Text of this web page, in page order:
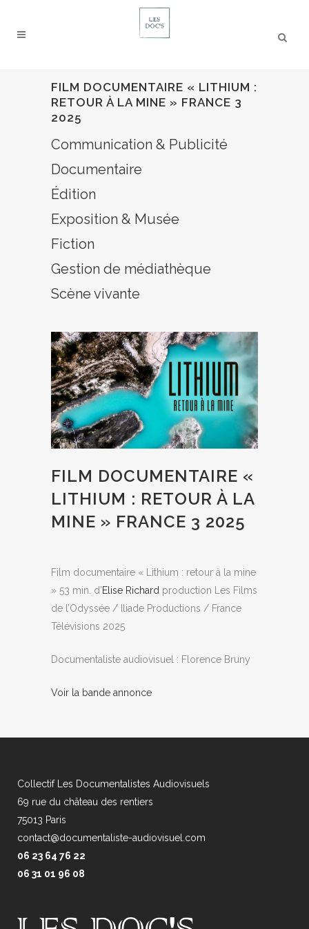
FILM DOCUMENTAIRE « LITHIUM :
RETOUR À LA MINE » FRANCE 3
2025
Communication & Publicité
Documentaire
Édition
Exposition & Musée
Fiction
Gestion de médiathèque
Scène vivante
FILM DOCUMENTAIRE «
LITHIUM : RETOUR À LA
MINE » FRANCE 3 2025
Film documentaire « Lithium : retour à la mine
» 53 min. d’Elise Richard production Les Films
de l’Odyssée / Iliade Productions / France
Télévisions 2025
Documentaliste audiovisuel : Florence Bruny
Voir la bande annonce
Collectif Les Documentalistes Audiovisuels
69 rue du château des rentiers
75013 Paris
contact@documentaliste-audiovisuel.com
06 23 64 76 22
06 31 01 96 08